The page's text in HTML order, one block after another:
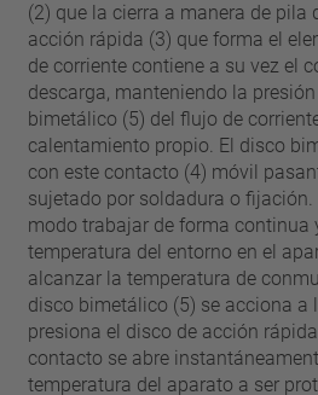
(2) que la cierra a manera de pila
acción rápida (3) que forma el
de corriente contiene a su vez el
descarga, manteniendo la
bimetálico (5) del flujo de
calentamiento propio. El disco
con este contacto (4) móvil
sujetado por soldadura o fijación.
modo trabajar de forma continua
temperatura del entorno en el
alcanzar la temperatura de
disco bimetálico (5) se acciona a
presiona el disco de acción
contacto se abre
temperatura del aparato a ser